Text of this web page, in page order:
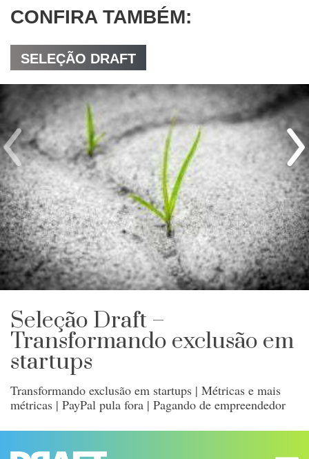
CONFIRA TAMBÉM:
SELEÇÃO DRAFT
Seleção Draft –
Transformando exclusão em
startups
Transformando exclusão em startups | Métricas e mais
métricas | PayPal pula fora | Pagando de empreendedor